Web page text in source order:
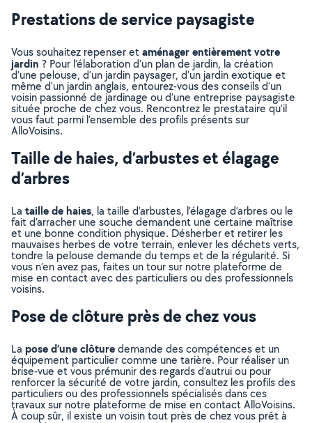
Prestations de service paysagiste
Vous souhaitez repenser etaménager entièrement votre
jardin ? Pour l’élaboration d’un plan de jardin, la création
d’une pelouse, d’un jardin paysager, d’un jardin exotique et
même d’un jardin anglais, entourez-vous des conseils d’un
voisin passionné de jardinage ou d’une entreprise paysagiste
située proche de chez vous. Rencontrez le prestataire qu’il
vous faut parmi l’ensemble des profils présents sur
AlloVoisins.
Taille de haies, d’arbustes et élagage
d’arbres
La taille de haies, la taille d’arbustes, l’élagage d’arbres ou le
fait d’arracher une souche demandent une certaine maîtrise
et une bonne condition physique. Désherber et retirer les
mauvaises herbes de votre terrain, enlever les déchets verts,
tondre la pelouse demande du temps et de la régularité. Si
vous n’en avez pas, faites un tour sur notre plateforme de
mise en contact avec des particuliers ou des professionnels
voisins.
Pose de clôture près de chez vous
La pose d’une clôturedemande des compétences et un
équipement particulier comme une tarière. Pour réaliser un
brise-vue et vous prémunir des regards d’autrui ou pour
renforcer la sécurité de votre jardin, consultez les profils des
particuliers ou des professionnels spécialisés dans ces
travaux sur notre plateforme de mise en contact AlloVoisins.
À coup sûr, il existe un voisin tout près de chez vous prêt à